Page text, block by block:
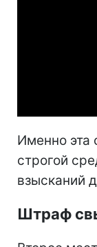
Именно эта
строгой
взысканий
Штраф